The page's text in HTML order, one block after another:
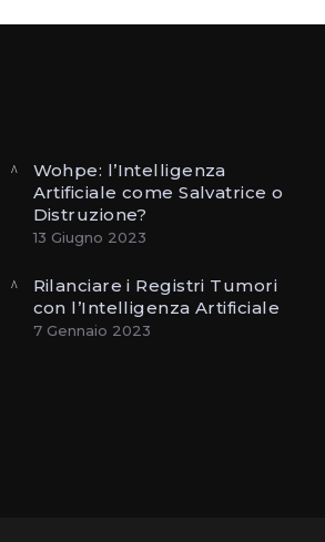
Wohpe: l’Intelligenza
Artificiale come Salvatrice o
Distruzione?
13 Giugno 2023
Rilanciare i Registri Tumori
con l’Intelligenza Artificiale
7 Gennaio 2023